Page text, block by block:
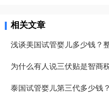
相关文章
浅谈美国试管婴儿多少钱？
为什么有人说三伏贴是智商
泰国试管婴儿第三代多少钱？